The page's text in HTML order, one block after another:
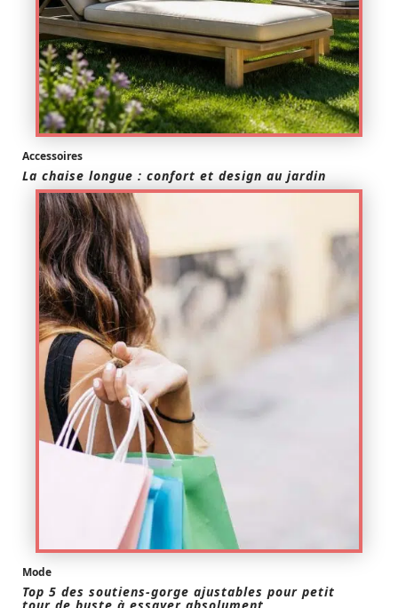
Accessoires
La chaise longue : confort et design au jardin
Mode
Top 5 des soutiens-gorge ajustables pour petit